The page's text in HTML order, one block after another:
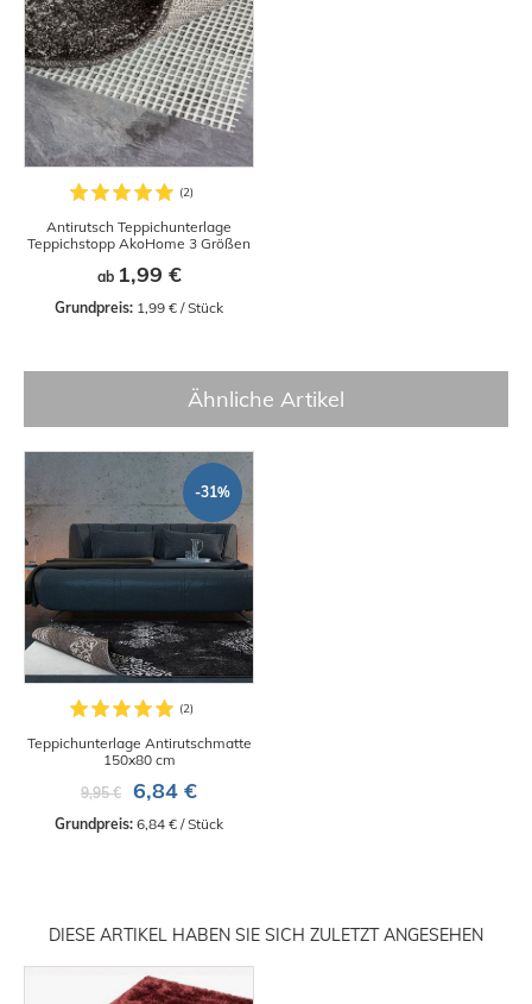
Antirutsch Teppichunterlage
Teppichstopp AkoHome 3 Größen
ab 1,99 €
Grundpreis: 1,99 € / Stück
Ähnliche Artikel
-31%
Teppichunterlage Antirutschmatte
150x80 cm
9,95 €
6,84 €
Grundpreis: 6,84 € / Stück
DIESE ARTIKEL HABEN SIE SICH ZULETZT ANGESEHEN